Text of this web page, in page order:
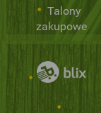
Talony
zakupowe